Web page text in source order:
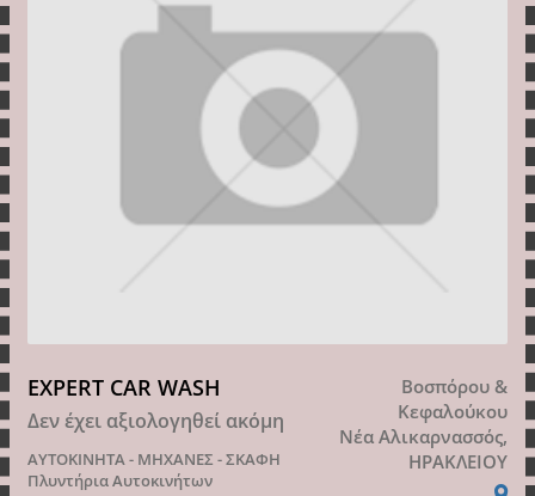
EXPERT CAR WASH
Δεν έχει αξιολογηθεί ακόμη
ΑΥΤΟΚΙΝΗΤΑ - ΜΗΧΑΝΕΣ - ΣΚΑΦΗ
Πλυντήρια Αυτοκινήτων
Βοσπόρου &
Κεφαλούκου
Νέα Αλικαρνασσός,
ΗΡΑΚΛΕΙΟΥ